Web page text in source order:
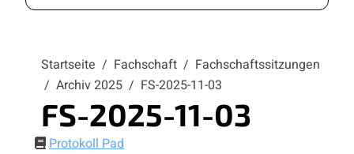
Startseite / Fachschaft / Fachschaftssitzungen
/ Archiv 2025 / FS-2025-11-03
FS-2025-11-03
Protokoll Pad